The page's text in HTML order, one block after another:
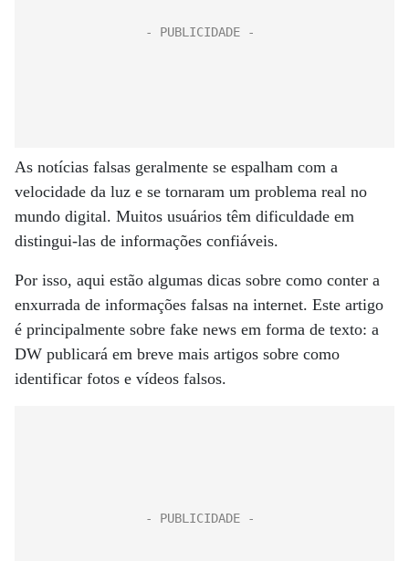
As notícias falsas geralmente se espalham com a
velocidade da luz e se tornaram um problema real no
mundo digital. Muitos usuários têm dificuldade em
distingui-las de informações confiáveis.
Por isso, aqui estão algumas dicas sobre como conter a
enxurrada de informações falsas na internet. Este artigo
é principalmente sobre fake news em forma de texto: a
DW publicará em breve mais artigos sobre como
identificar fotos e vídeos falsos.